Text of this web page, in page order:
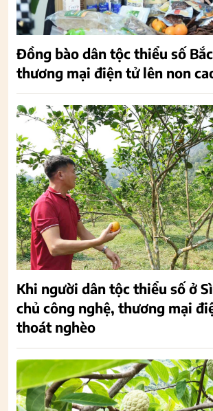
Đồng bào dân tộc thiểu số
thương mại điện tử lên non
Khi người dân tộc thiểu số ở
chủ công nghệ, thương mại
thoát nghèo